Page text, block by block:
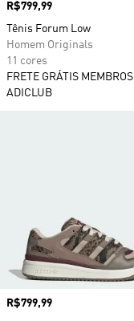
Preço
R$799,99
Tênis Forum Low
Homem Originals
11 cores
FRETE GRÁTIS MEMBROS
ADICLUB
Preço
R$799,99